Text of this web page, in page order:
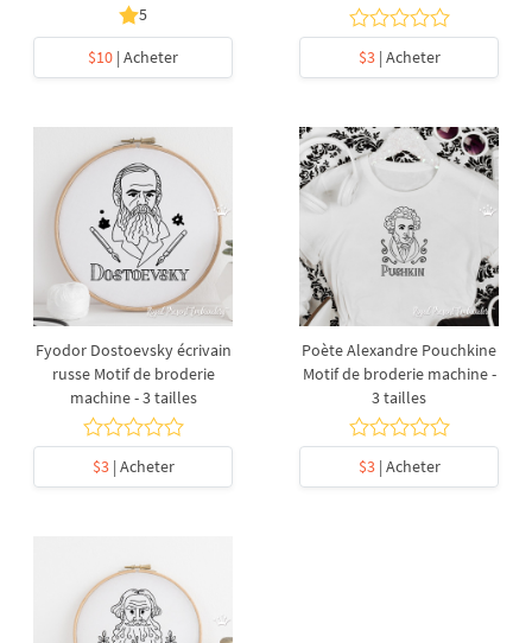
5
$10 | Acheter $3| Acheter
Fyodor Dostoevsky écrivain
russe Motif de broderie
machine - 3 tailles
$3| Acheter
Poète Alexandre Pouchkine
Motif de broderie machine -
3 tailles
$3| Acheter